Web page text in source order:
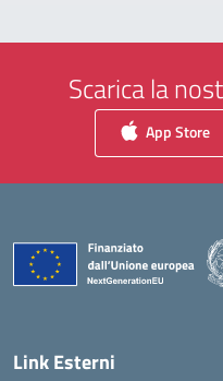
Scarica la
App Store
Link Esterni